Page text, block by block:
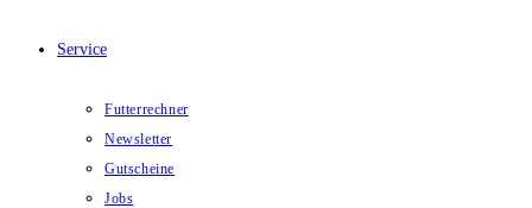
Service
Futterrechner
Newsletter
Gutscheine
Jobs